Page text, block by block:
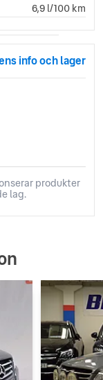
6,9 l/100 km
info och lager
produkter
lag.